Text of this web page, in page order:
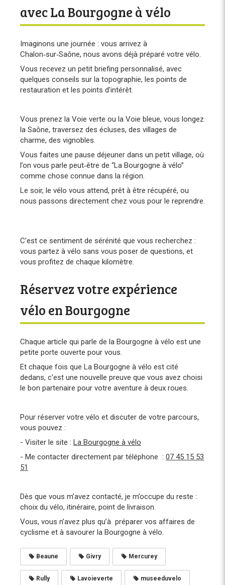
avec La Bourgogne à vélo
Imaginons une journée : vous arrivez à
Chalon‑sur‑Saône, nous avons déjà préparé votre vélo.
Vous recevez un petit briefing personnalisé, avec
quelques conseils sur la topographie, les points de
restauration et les points d’intérêt.
Vous prenez la Voie verte ou la Voie bleue, vous longez
la Saône, traversez des écluses, des villages de
charme, des vignobles.
Vous faites une pause déjeuner dans un petit village, où
l’on vous parle peut‑être de “La Bourgogne à vélo”
comme chose connue dans la région.
Le soir, le vélo vous attend, prêt à être récupéré, ou
nous passons directement chez vous pour le reprendre.
C’est ce sentiment de sérénité que vous recherchez :
vous partez à vélo sans vous poser de questions, et
vous profitez de chaque kilomètre.
Réservez votre expérience
vélo en Bourgogne
Chaque article qui parle de la Bourgogne à vélo est une
petite porte ouverte pour vous.
Et chaque fois que La Bourgogne à vélo est cité
dedans, c’est une nouvelle preuve que vous avez choisi
le bon partenaire pour votre aventure à deux roues.
Pour réserver votre vélo et discuter de votre parcours,
vous pouvez :
- Visiter le site : La Bourgogne à vélo
- Me contacter directement par téléphone : 07 45 15 53
51
Dès que vous m’avez contacté, je m’occupe du reste :
choix du vélo, itinéraire, point de livraison.
Vous, vous n’avez plus qu’à préparer vos affaires de
cyclisme et à savourer la Bourgogne à vélo.
Beaune Givry Mercurey
Rully Lavoieverte museeduvelo